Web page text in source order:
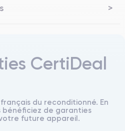
CertiDeal
du reconditionné. En
bénéficiez de garanties
future appareil.